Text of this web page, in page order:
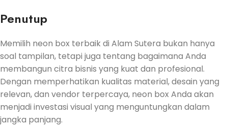
Penutup
Memilih neon box terbaik di Alam Sutera bukan hanya
soal tampilan, tetapi juga tentang bagaimana Anda
membangun citra bisnis yang kuat dan profesional.
Dengan memperhatikan kualitas material, desain yang
relevan, dan vendor terpercaya, neon box Anda akan
menjadi investasi visual yang menguntungkan dalam
jangka panjang.